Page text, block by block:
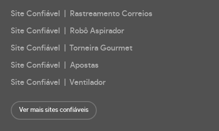
Site Confiável | Rastreamento Correios
Site Confiável | Robô Aspirador
Site Confiável | Torneira Gourmet
Site Confiável | Apostas
Site Confiável | Ventilador
Ver mais sites confiáveis